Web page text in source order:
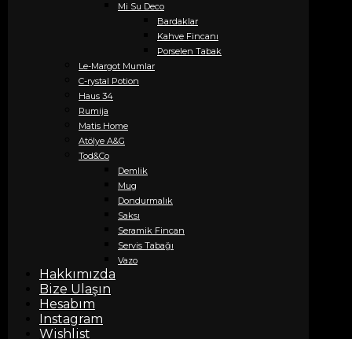
Mi Su Deco
Bardaklar
Kahve Fincanı
Porselen Tabak
Le-Margot Mumlar
C-rystal Potion
Haus 34
Rumija
Matis Home
Atölye A&G
Tod&Co
Demlik
Mug
Dondurmalık
Saksı
Seramik Fincan
Servis Tabağı
Vazo
Hakkımızda
Bize Ulaşın
Hesabım
Instagram
Wishlist